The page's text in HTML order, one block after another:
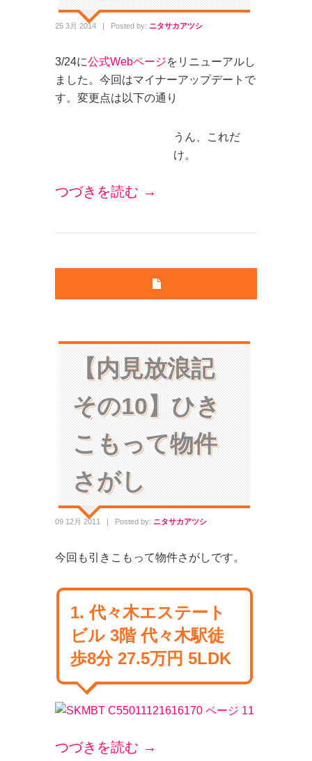
25 3月 2014 | Posted by: ニタサカアツシ
3/24に公式Webページをリニューアルし
ました。今回はマイナーアップデートで
す。変更点は以下の通り
うん、これだ
け。
つづきを読む →
【内見放浪記
その10】ひき
こもって物件
さがし
09 12月 2011 | Posted by: ニタサカアツシ
今回も引きこもって物件さがしです。
1. 代々木エステート
ビル 3階 代々木駅徒
歩8分 27.5万円 5LDK
つづきを読む →